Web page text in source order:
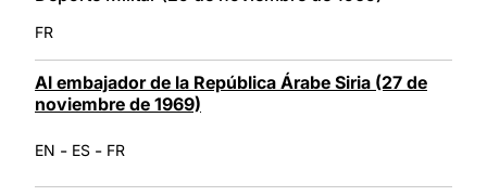
FR
Al embajador de la República Árabe Siria (27 de
noviembre de 1969)
EN - ES - FR